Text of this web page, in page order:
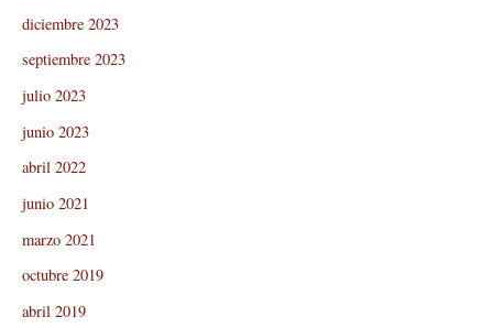
diciembre 2023
septiembre 2023
julio 2023
junio 2023
abril 2022
junio 2021
marzo 2021
octubre 2019
abril 2019